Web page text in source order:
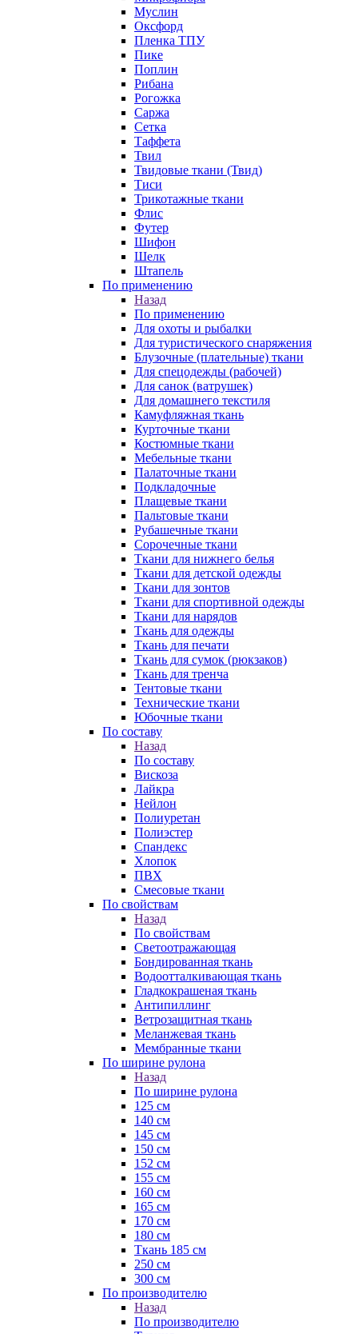
Муслин
Оксфорд
Пленка ТПУ
Пике
Поплин
Рибана
Рогожка
Саржа
Сетка
Таффета
Твил
Твидовые ткани (Твид)
Тиси
Трикотажные ткани
Флис
Футер
Шифон
Шелк
Штапель
По применению
Назад
По применению
Для охоты и рыбалки
Для туристического снаряжения
Блузочные (плательные) ткани
Для спецодежды (рабочей)
Для санок (ватрушек)
Для домашнего текстиля
Камуфляжная ткань
Курточные ткани
Костюмные ткани
Мебельные ткани
Палаточные ткани
Подкладочные
Плащевые ткани
Пальтовые ткани
Рубашечные ткани
Сорочечные ткани
Ткани для нижнего белья
Ткани для детской одежды
Ткани для зонтов
Ткани для спортивной одежды
Ткани для нарядов
Ткань для одежды
Ткань для печати
Ткань для сумок (рюкзаков)
Ткань для тренча
Тентовые ткани
Технические ткани
Юбочные ткани
По составу
Назад
По составу
Вискоза
Лайкра
Нейлон
Полиуретан
Полиэстер
Спандекс
Хлопок
ПВХ
Смесовые ткани
По свойствам
Назад
По свойствам
Светоотражающая
Бондированная ткань
Водоотталкивающая ткань
Гладкокрашеная ткань
Антипиллинг
Ветрозащитная ткань
Меланжевая ткань
Мембранные ткани
По ширине рулона
Назад
По ширине рулона
125 см
140 см
145 см
150 см
152 см
155 см
160 см
165 см
170 см
180 см
Ткань 185 см
250 см
300 см
По производителю
Назад
По производителю